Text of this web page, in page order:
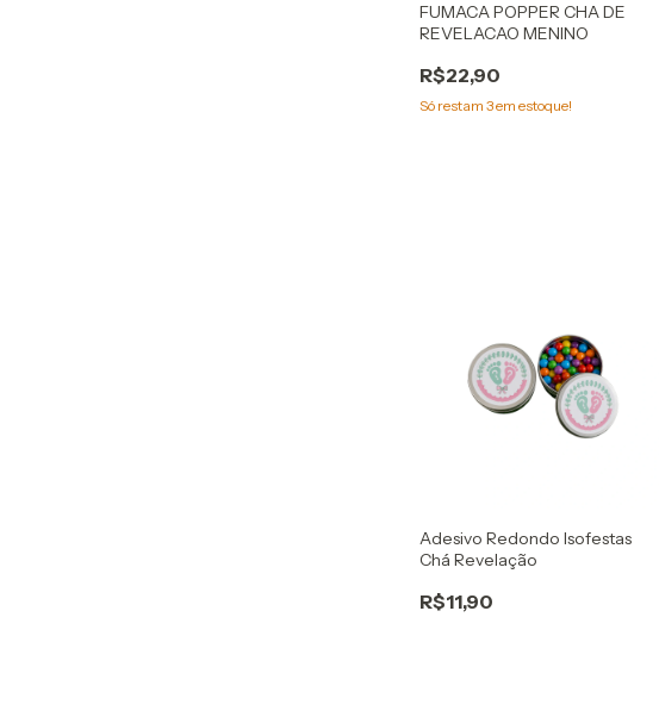
FUMACA POPPER CHA DE
REVELACAO MENINO
R$22,90
Só restam3em estoque!
Adesivo Redondo Isofestas
Chá Revelação
R$11,90